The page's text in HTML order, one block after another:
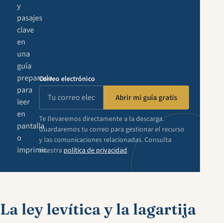
y
pasajes
clave
en
una
guía
preparada
para
leer
en
pantalla
o
imprimir.
Correo electrónico
Abrir mi guía gratis
Te llevaremos directamente a la descarga.
Guardaremos tu correo para gestionar el recurso
y las comunicaciones relacionadas. Consulta
nuestra política de privacidad.
La ley levítica y la lagartija